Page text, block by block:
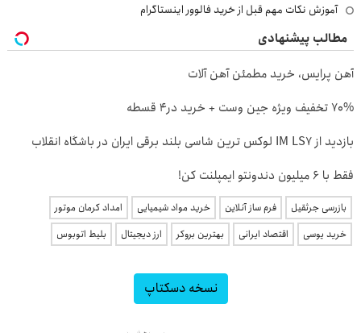
آموزش نکات مهم قبل از خرید فالوور اینستاگرام
مطالب پیشنهادی
آهن پرایس، خرید مطمئن آهن آلات
70% تخفیف ویژه جین وست + خرید در4 قسطه
بازدید از IM LS7 لوکس ترین شاسی بلند برقی ایران در باشگاه انقلاب
فقط با 6 میلیون دندونتو ایمپلنت کن!
بازرسی جرثقیل فرم ساز آنلاین خرید مواد شیمیایی
امداد کرمان موتور
خرید یوسی
اقتصاد ایرانی بهترین بروکر ارز دیجیتال بلیط اتوبوس
نسخه دسکتاپ